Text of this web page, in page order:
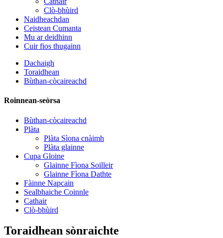
Clò-bhùird
Naidheachdan
Ceistean Cumanta
Mu ar deidhinn
Cuir fios thugainn
Dachaigh
Toraidhean
Bùthan-còcaireachd
Roinnean-seòrsa
Bùthan-còcaireachd
Plàta
Plàta Sìona cnàimh
Plàta glainne
Cupa Gloine
Glainne Fìona Soilleir
Glainne Fìona Dathte
Fàinne Napcain
Sealbhaiche Coinnle
Cathair
Clò-bhùird
Toraidhean sònraichte